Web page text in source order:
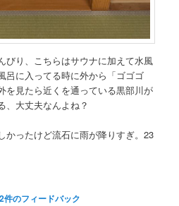
びり、こちらはサウナに加えて水風
呂に入ってる時に外から「ゴゴゴ
を見たら近くを通っている黒部川が
、大丈夫なんよね？
かったけど流石に雨が降りすぎ。23
2件のフィードバック